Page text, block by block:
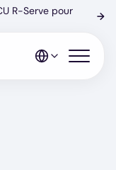
R-Serve pour
→
Open